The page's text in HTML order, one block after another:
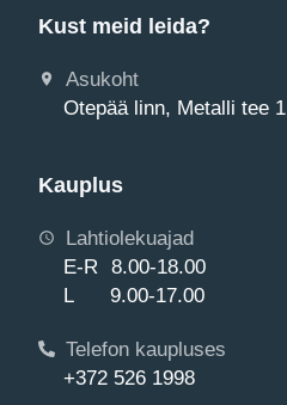
Kust meid leida?
Asukoht
Otepää linn, Metalli tee 1
Kauplus
Lahtiolekuajad
E-R 8.00-18.00
L 9.00-17.00
Telefon kaupluses
+372 526 1998